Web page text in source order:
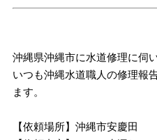
沖縄県沖縄市に水道修理に伺
いつも沖縄水道職人の修理報
ます。
【依頼場所】沖縄市安慶田